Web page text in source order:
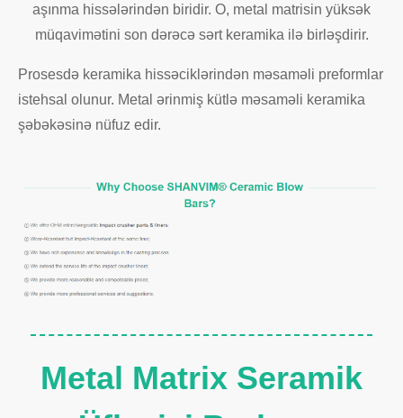
aşınma hissələrindən biridir. O, metal matrisin yüksək
müqavimətini son dərəcə sərt keramika ilə birləşdirir.
Prosesdə keramika hissəciklərindən məsaməli preformlar
istehsal olunur. Metal ərinmiş kütlə məsaməli keramika
şəbəkəsinə nüfuz edir.
Metal Matrix Seramik